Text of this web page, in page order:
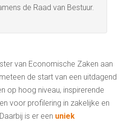
de Raad van Bestuur.
van Economische Zaken aan
de start van een uitdagend
op hoog niveau, inspirerende
voor profilering in zakelijke en
is er een uniek